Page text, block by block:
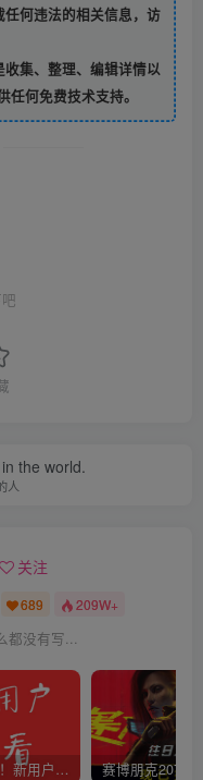
何违法的相关信息，访
集、整理、编辑详情以
何免费技术支持。
the world.
人
关注
689 209W+
都没有写...
新用户必看！新用户必看！新用户必看！！！